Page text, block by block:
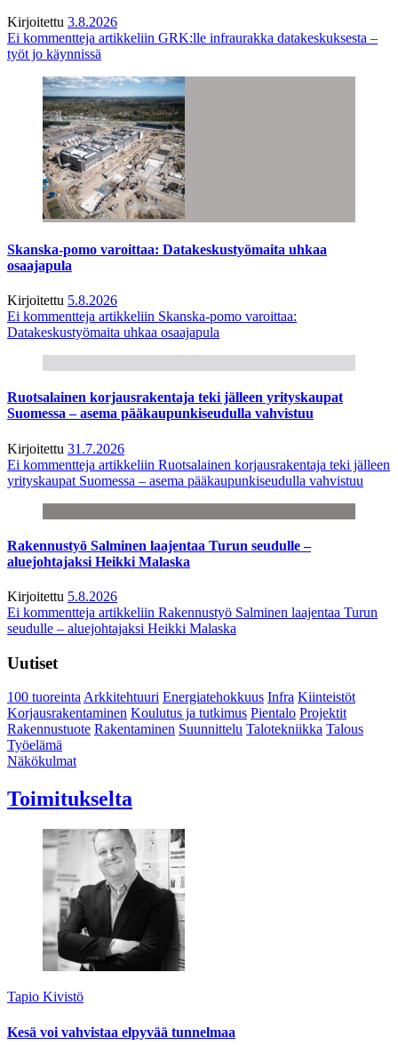
Kirjoitettu 3.8.2026
Ei kommentteja artikkeliin GRK:lle infraurakka datakeskuksesta –
työt jo käynnissä
Skanska-pomo varoittaa: Datakeskustyömaita uhkaa
osaajapula
Kirjoitettu 5.8.2026
Ei kommentteja artikkeliin Skanska-pomo varoittaa:
Datakeskustyömaita uhkaa osaajapula
Ruotsalainen korjausrakentaja teki jälleen yrityskaupat
Suomessa – asema pääkaupunkiseudulla vahvistuu
Kirjoitettu 31.7.2026
Ei kommentteja artikkeliin Ruotsalainen korjausrakentaja teki jälleen
yrityskaupat Suomessa – asema pääkaupunkiseudulla vahvistuu
Rakennustyö Salminen laajentaa Turun seudulle –
aluejohtajaksi Heikki Malaska
Kirjoitettu 5.8.2026
Ei kommentteja artikkeliin Rakennustyö Salminen laajentaa Turun
seudulle – aluejohtajaksi Heikki Malaska
Uutiset
100 tuoreintaArkkitehtuuri Energiatehokkuus Infra Kiinteistöt
Korjausrakentaminen Koulutus ja tutkimus Pientalo Projektit
Rakennustuote Rakentaminen Suunnittelu Talotekniikka Talous
Työelämä
Näkökulmat
Toimitukselta
Tapio Kivistö
Kesä voi vahvistaa elpyvää tunnelmaa